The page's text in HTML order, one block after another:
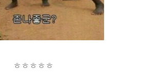
ㅎㅎㅎㅎㅎ